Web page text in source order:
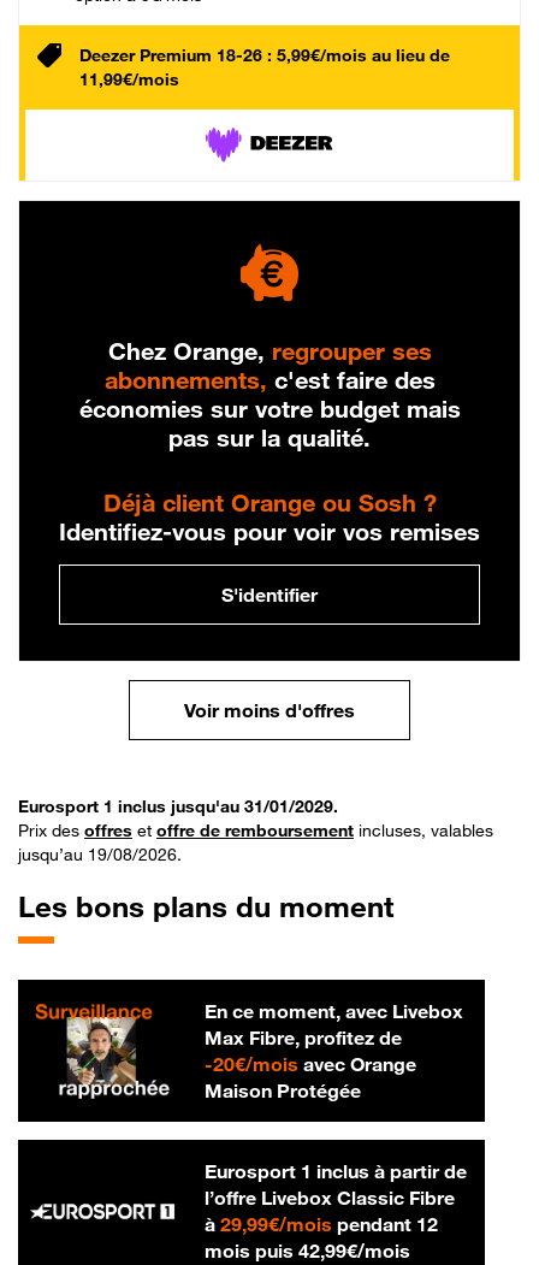
Deezer Premium 18-26 : 5,99€/mois au lieu de
11,99€/mois
Chez Orange, regrouper ses
abonnements, c'est faire des
économies sur votre budget mais
pas sur la qualité.
Déjà client Orange ou Sosh ?
Identifiez-vous pour voir vos remises
S'identifier
Voir moins d'offres
Eurosport 1 inclus jusqu'au 31/01/2029.
Prix des offres et offre de remboursement incluses, valables
jusqu’au 19/08/2026.
Les bons plans du moment
En ce moment, avec Livebox
Max Fibre, profitez de
-20€/mois20 € par mois
avec Orange
Maison Protégée
Eurosport 1 inclus à partir de
l’offre Livebox Classic Fibre
à 29,99€/mois29,99 € par mois
pendant 12
mois puis 42,99€/mois42,99 € par